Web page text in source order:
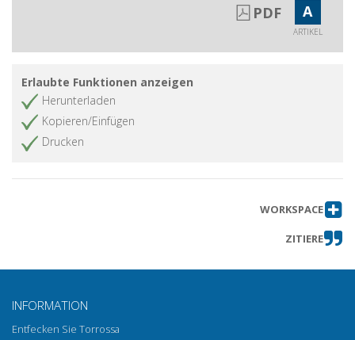
PDF A
ARTIKEL
Erlaubte Funktionen anzeigen
Herunterladen
Kopieren/Einfügen
Drucken
WORKSPACE
ZITIERE
INFORMATION
Entfecken Sie Torrossa